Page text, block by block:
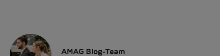
AMAG Blog-Team